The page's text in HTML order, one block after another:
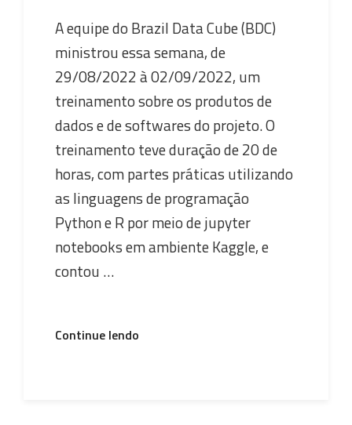
A equipe do Brazil Data Cube (BDC)
ministrou essa semana, de
29/08/2022 à 02/09/2022, um
treinamento sobre os produtos de
dados e de softwares do projeto. O
treinamento teve duração de 20 de
horas, com partes práticas utilizando
as linguagens de programação
Python e R por meio de jupyter
notebooks em ambiente Kaggle, e
contou …
Continue lendo